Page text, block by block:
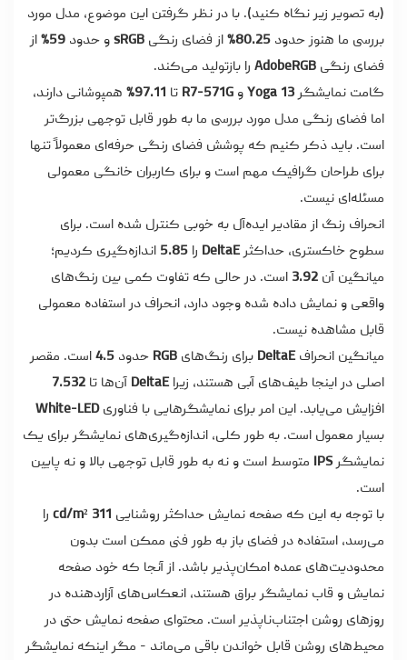
(به تصویر زیر نگاه کنید). با در نظر گرفتن این موضوع، مدل مورد
بررسی ما هنوز حدود 80.25% از فضای رنگی sRGB و حدود 59%
از
فضای رنگی AdobeRGB را بازتولید می‌کند.
گامت نمایشگر Yoga 13 و R7-571G تا 97.11%
همپوشانی دارند،
اما فضای رنگی مدل مورد بررسی ما به طور قابل توجهی بزرگ‌تر
است. باید ذکر کنیم که پوشش فضای رنگی حرفه‌ای معمولاً تنها
برای طراحان گرافیک مهم است و برای کاربران خانگی معمولی
مسئله‌ای نیست.
انحراف رنگ از مقادیر ایده‌آل به خوبی کنترل شده است. برای
سطوح خاکستری، حداکثر DeltaE را 5.85 اندازه‌گیری کردیم؛
میانگین آن 3.92 است. در حالی که تفاوت کمی بین رنگ‌های
واقعی و نمایش داده شده وجود دارد، انحراف در استفاده معمولی
قابل مشاهده نیست.
میانگین انحراف DeltaE برای رنگ‌های RGB حدود 4.5 است. مقصر
اصلی در اینجا طیف‌های آبی هستند، زیرا DeltaE آن‌ها تا 7.532
افزایش می‌یابد. این امر برای نمایشگرهایی با فناوریWhite-LED
بسیار معمول است. به طور کلی، اندازه‌گیری‌های نمایشگر برای یک
نمایشگرIPS متوسط است و نه به طور قابل توجهی بالا و نه پایین
است.
با توجه به این که صفحه نمایش حداکثر روشنایی 311 cd/m²
را
می‌رسد، استفاده در فضای باز به طور فنی ممکن است بدون
محدودیت‌های عمده امکان‌پذیر باشد. از آنجا که خود صفحه
نمایش و قاب نمایشگر براق هستند، انعکاس‌های آزاردهنده در
روزهای روشن اجتناب‌ناپذیر است. محتوای صفحه نمایش حتی در
محیط‌های روشن قابل خواندن باقی می‌ماند - مگر اینکه نمایشگر